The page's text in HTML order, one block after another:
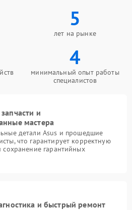
5
лет на рынке
4
минимальный опыт работы
специалистов
и
мастера
детали Asus и прошедшие
что гарантирует корректную
сохранение гарантийных
и быстрый ремонт